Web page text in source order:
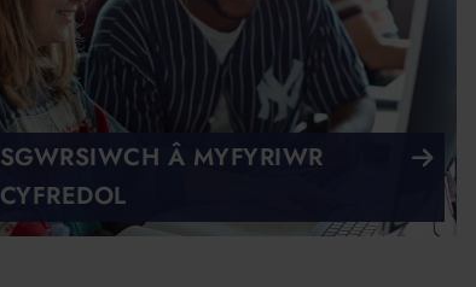
SGWRSIWCH Â MYFYRIWR
CYFREDOL